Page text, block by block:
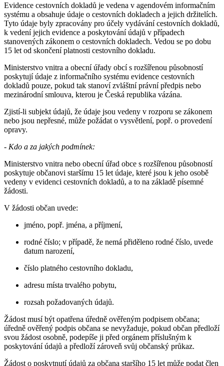
Evidence cestovních dokladů je vedena v agendovém informačním
systému a obsahuje údaje o cestovních dokladech a jejich držitelích.
Tyto údaje byly zpracovány pro účely vydávání cestovních dokladů,
k vedení jejich evidence a poskytování údajů v případech
stanovených zákonem o cestovních dokladech. Vedou se po dobu
15 let od skončení platnosti cestovního dokladu.
Ministerstvo vnitra a obecní úřady obcí s rozšířenou působností
poskytují údaje z informačního systému evidence cestovních
dokladů pouze, pokud tak stanoví zvláštní právní předpis nebo
mezinárodní smlouva, kterou je Česká republika vázána.
Zjistí-li subjekt údajů, že údaje jsou vedeny v rozporu se zákonem
nebo jsou nepřesné, může požádat o vysvětlení, popř. o provedení
opravy.
- Kdo a za jakých podmínek:
Ministerstvo vnitra nebo obecní úřad obce s rozšířenou působností
poskytuje občanovi staršímu 15 let údaje, které jsou k jeho osobě
vedeny v evidenci cestovních dokladů, a to na základě písemné
žádosti.
V žádosti občan uvede:
jméno, popř. jména, a příjmení,
rodné číslo; v případě, že nemá přiděleno rodné číslo, uvede
datum narození,
číslo platného cestovního dokladu,
adresu místa trvalého pobytu,
rozsah požadovaných údajů.
Žádost musí být opatřena úředně ověřeným podpisem občana;
úředně ověřený podpis občana se nevyžaduje, pokud občan předloží
svou žádost osobně, podepíše ji před orgánem příslušným k
poskytování údajů a předloží zároveň svůj občanský průkaz.
Žádost o poskytnutí údajů za občana staršího 15 let může podat člen